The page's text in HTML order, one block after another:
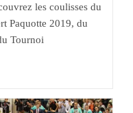
les coulisses du
Paquotte 2019, du
Tournoi